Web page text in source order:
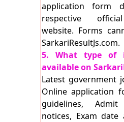
application form
respective
website. Forms
SarkariResultJs.com.
5. What type of
available on
Latest government
Online application
guidelines,
notices, Exam date